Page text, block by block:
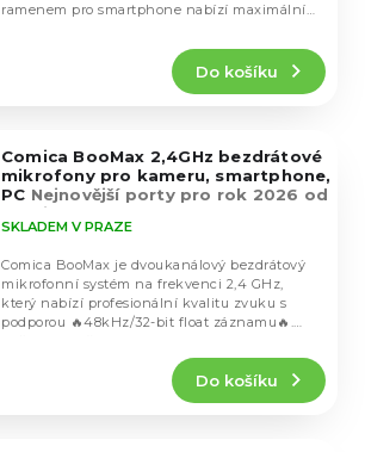
Do košíku
ramenem pro smartphone nabízí maximální
Comica BooMax 2,4GHz bezdrátové
mikrofony pro kameru, smartphone,
PC Nejnovější porty pro rok 2026 od
Comica
SKLADEM V PRAZE
Do košíku
Comica BooMax je dvoukanálový bezdrátový
mikrofonní systém na frekvenci 2,4 GHz,
který nabízí profesionální kvalitu zvuku s
podporou 🔥48kHz/32-bit float záznamu🔥.